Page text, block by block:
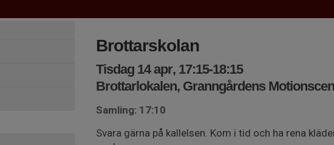
Brottarskolan
Tisdag 14 apr, 17:15-18:15
Brottarlokalen, Granngårdens
Samling: 17:10
Svara gärna på kallelsen. Kom i tid och ha rena